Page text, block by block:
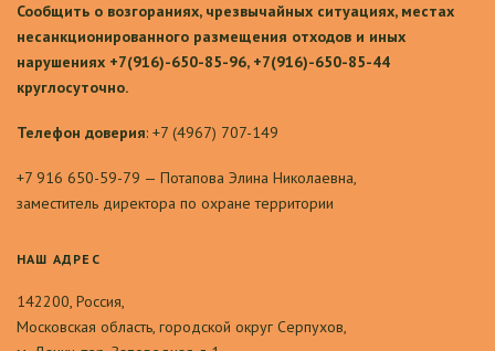
Сообщить о возгораниях, чрезвычайных ситуациях, местах
несанкционированного размещения отходов и иных
нарушениях +7(916)-650-85-96, +7(916)-650-85-44
круглосуточно.
Телефон доверия: +7 (4967) 707-149
+7 916 650-59-79 — Потапова Элина Николаевна,
заместитель директора по охране территории
НАШ АДРЕС
142200, Россия,
Московская область, городской округ Серпухов,